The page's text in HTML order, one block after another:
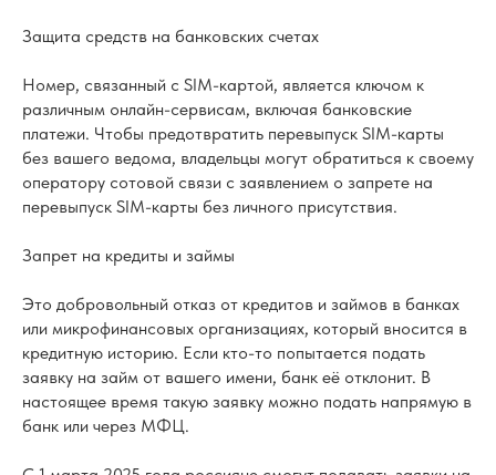
Защита средств на банковских счетах
Номер, связанный с SIM-картой, является ключом к
различным онлайн-сервисам, включая банковские
платежи. Чтобы предотвратить перевыпуск SIM-карты
без вашего ведома, владельцы могут обратиться к своему
оператору сотовой связи с заявлением о запрете на
перевыпуск SIM-карты без личного присутствия.
Запрет на кредиты и займы
Это добровольный отказ от кредитов и займов в банках
или микрофинансовых организациях, который вносится в
кредитную историю. Если кто-то попытается подать
заявку на займ от вашего имени, банк её отклонит. В
настоящее время такую заявку можно подать напрямую в
банк или через МФЦ.